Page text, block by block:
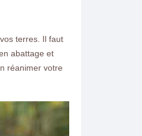
terres. Il faut
abattage et
réanimer votre